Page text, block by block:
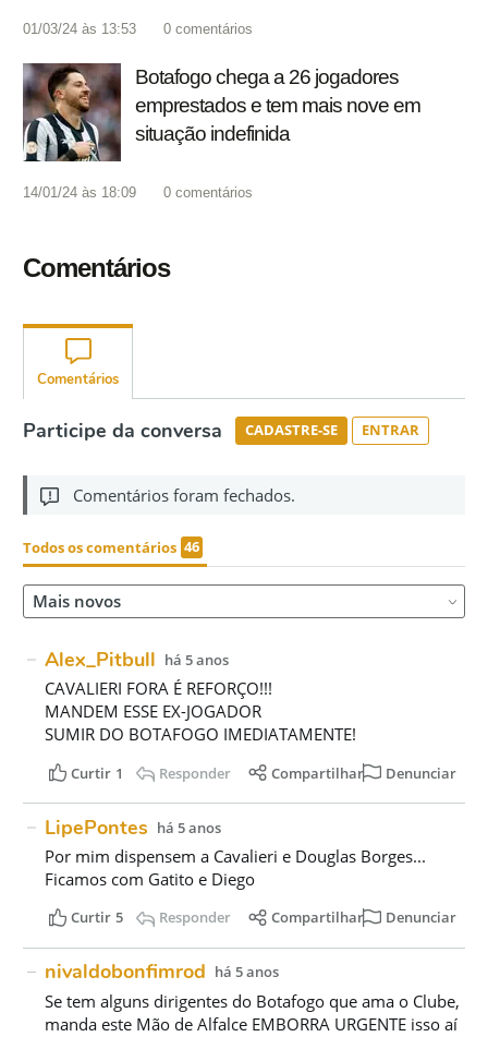
01/03/24 às 13:53 0 comentários
Botafogo chega a 26 jogadores
emprestados e tem mais nove em
situação indefinida
14/01/24 às 18:09 0 comentários
Comentários